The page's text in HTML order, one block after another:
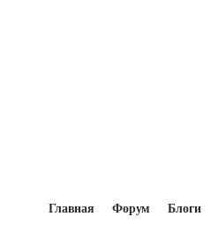
Главная Форум Блоги